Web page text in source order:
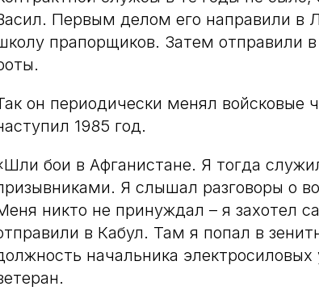
Первым делом его направили в
прапорщиков. Затем отправили
он периодически менял войсковые
1985 год.
бои в Афганистане. Я тогда
Я слышал разговоры о
никто не принуждал – я захотел
в Кабул. Там я попал в
начальника электросиловых